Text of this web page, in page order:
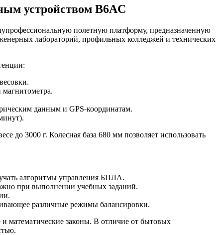
устройством B6AC
полетную платформу, предназначенную
лабораторий, профильных колледжей и технических
магнитометра.
данным и GPS-координатам.
до 3000 г. Колесная база 680 мм позволяет использовать
алгоритмы управления БПЛА.
при выполнении учебных заданий.
различные режимы балансировки.
математические законы. В отличие от бытовых